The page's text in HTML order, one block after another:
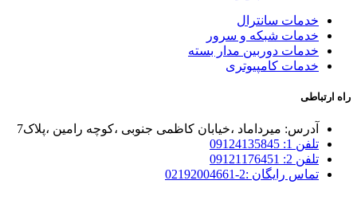
خدمات سانترال
خدمات شبکه و سرور
خدمات دوربین مدار بسته
خدمات کامپیوتری
راه ارتباطی
آدرس: میرداماد ،خیابان کاظمی جنوبی ،کوچه رامین ،پلاک7
تلفن 1: 09124135845
تلفن 2: 09121176451
تماس رایگان :2-02192004661